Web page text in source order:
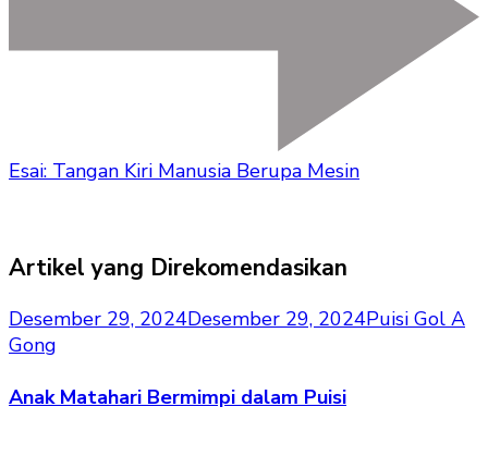
Esai: Tangan Kiri Manusia Berupa Mesin
Artikel yang Direkomendasikan
Desember 29, 2024Desember 29, 2024Puisi Gol A
Gong
Anak Matahari Bermimpi dalam Puisi